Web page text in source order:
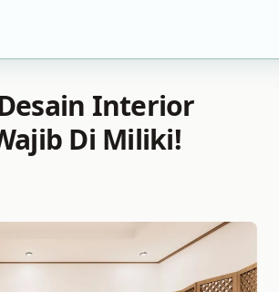
Interior
Di Miliki!